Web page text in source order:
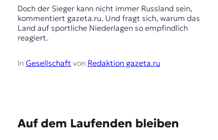
Doch der Sieger kann nicht immer Russland sein,
kommentiert gazeta.ru. Und fragt sich, warum das
Land auf sportliche Niederlagen so empfindlich
reagiert.
In Gesellschaft von Redaktion gazeta.ru
Auf dem Laufenden bleiben